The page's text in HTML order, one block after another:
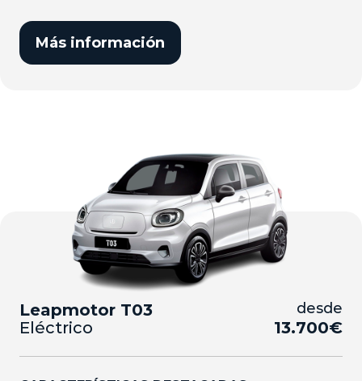
Más información
Leapmotor T03
Eléctrico
desde
13.700€